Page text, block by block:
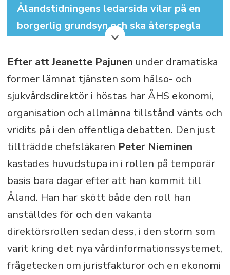
Ålandstidningens ledarsida vilar på en
borgerlig grundsyn och ska återspegla
det traditionellt demokratiska åländska
samhället. Ledarsidan ska verka för att
utveckla ålänningarnas
självbestämmande samt för bevarandet
av Åland som ett enspråkigt svenskt
örike.
Efter attJeanette Pajunen under dramatiska
former lämnat tjänsten som hälso- och
sjukvårdsdirektör i höstas har ÅHS ekonomi,
organisation och allmänna tillstånd vänts och
vridits på i den offentliga debatten. Den just
tillträdde chefsläkaren Peter Nieminen
kastades huvudstupa in i rollen på temporär
basis bara dagar efter att han kommit till
Åland. Han har skött både den roll han
anställdes för och den vakanta
direktörsrollen sedan dess, i den storm som
varit kring det nya vårdinformationssystemet,
frågetecken om juristfakturor och en ekonomi